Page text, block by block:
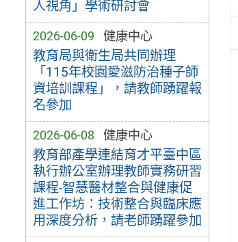
人視角」學術研討會
2026-06-09 健康中心
教育局與衛生局共同辦理
「115年校園愛滋防治種子師
資培訓課程」，請教師踴躍報
名參加
2026-06-08 健康中心
教育部產學連結育才平臺中區
執行辦公室辦理教師實務研習
課程-智慧醫材整合與健康促
進工作坊：技術整合與臨床應
用深度分析，請老師踴躍參加